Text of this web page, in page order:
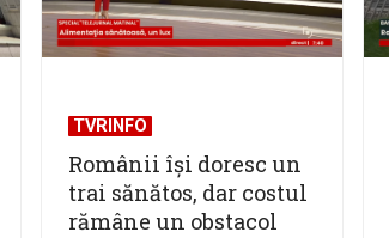
TVRINFO
Românii își doresc un
trai sănătos, dar costul
rămâne un obstacol